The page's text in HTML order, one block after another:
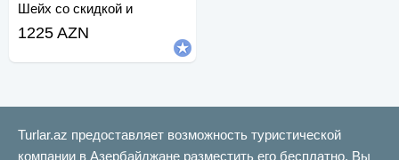
Шейх со скидкой и
подарочным
1225 AZN
Turlar.az предоставляет возможность туристической
компании в Азербайджане разместить его бесплатно. Вы